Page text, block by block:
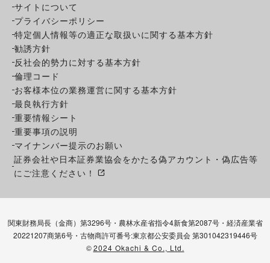
サイトについて
プライバシーポリシー
特定個人情報等の適正な取扱いに関する基本方針
勧誘方針
反社会的勢力に対する基本方針
倫理コード
お客様本位の業務運営に関する基本方針
最良執行方針
重要情報シート
重要事項の説明
マイナンバー提示のお願い
証券会社や日本証券業協会をかたる偽アカウント・偽広告等
にご注意ください！
関東財務局長（金商）第3296号・農林水産省指令4新食第2087号・経済産業省
20221207商第6号・古物商許可番号:東京都公安委員会 第301042319446号
©2024 Okachi & Co., Ltd.